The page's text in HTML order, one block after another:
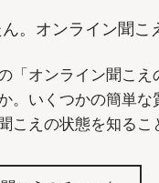
。オンライン聞こ
「オンライン聞こ
。いくつかの簡単
こえの状態を知るこ